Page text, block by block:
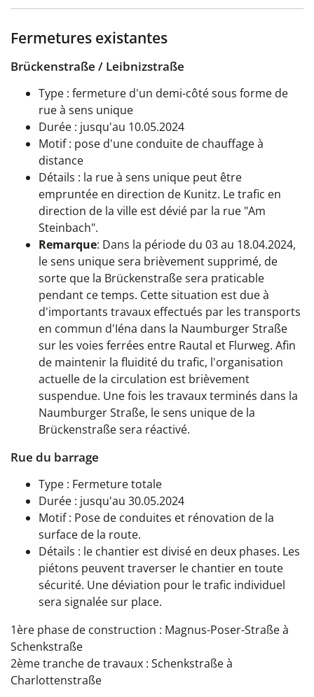
Fermetures existantes
Brückenstraße / Leibnizstraße
Type : fermeture d'un demi-côté sous forme de
rue à sens unique
Durée : jusqu'au 10.05.2024
Motif : pose d'une conduite de chauffage à
distance
Détails : la rue à sens unique peut être
empruntée en direction de Kunitz. Le trafic en
direction de la ville est dévié par la rue "Am
Steinbach".
Remarque: Dans la période du 03 au 18.04.2024,
le sens unique sera brièvement supprimé, de
sorte que la Brückenstraße sera praticable
pendant ce temps. Cette situation est due à
d'importants travaux effectués par les transports
en commun d'Iéna dans la Naumburger Straße
sur les voies ferrées entre Rautal et Flurweg. Afin
de maintenir la fluidité du trafic, l'organisation
actuelle de la circulation est brièvement
suspendue. Une fois les travaux terminés dans la
Naumburger Straße, le sens unique de la
Brückenstraße sera réactivé.
Rue du barrage
Type : Fermeture totale
Durée : jusqu'au 30.05.2024
Motif : Pose de conduites et rénovation de la
surface de la route.
Détails : le chantier est divisé en deux phases. Les
piétons peuvent traverser le chantier en toute
sécurité. Une déviation pour le trafic individuel
sera signalée sur place.
1ère phase de construction : Magnus-Poser-Straße à
Schenkstraße
2ème tranche de travaux : Schenkstraße à
Charlottenstraße